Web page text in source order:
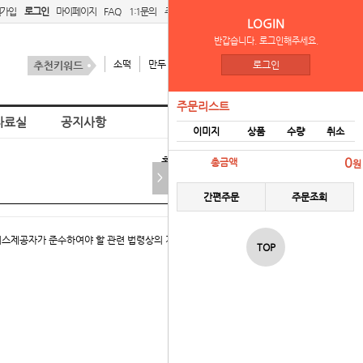
입 로그인 마이페이지 FAQ 1:1문의 주문리스트
소떡 만두
료실 공지사항
홈 개인정보 처리방침
LOGIN
반갑습니다. 로그인해주세요.
로그인
주문리스트
이미지 상품 수량 취소
총금액 0원
간편주문 주문조회
TOP
>
공자가 준수하여야 할 관련 법령상의 개인정보보호 규